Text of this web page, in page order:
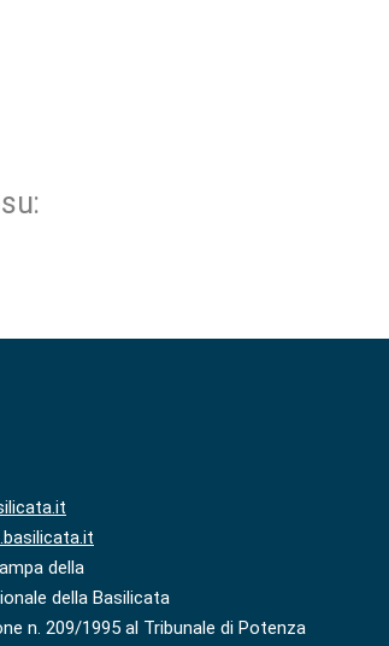
della
della Basilicata
n. 209/1995 al Tribunale di Potenza